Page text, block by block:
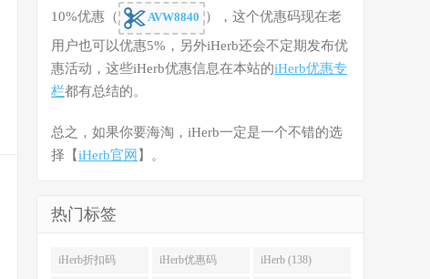
10%优惠（
AVW8840 ），这个优惠码现在老
用户也可以优惠5%，另外iHerb还会不定期发布优
惠活动，这些iHerb优惠信息在本站的iHerb优惠专
栏都有总结的。
总之，如果你要海淘，iHerb一定是一个不错的选
择【iHerb官网 】。
热门标签
iHerb折扣码 iHerb优惠码 iHerb (138)